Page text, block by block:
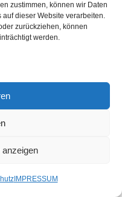
zustimmen, können wir Daten
dieser Website verarbeiten.
zurückziehen, können
werden.
anzeigen
IMPRESSUM
und
bereitzustellen.
in ihr E-Mail-Konto